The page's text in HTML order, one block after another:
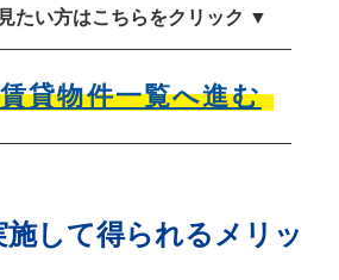
たい方はこちらをクリック ▼
貸物件一覧へ進む
施して得られるメリッ